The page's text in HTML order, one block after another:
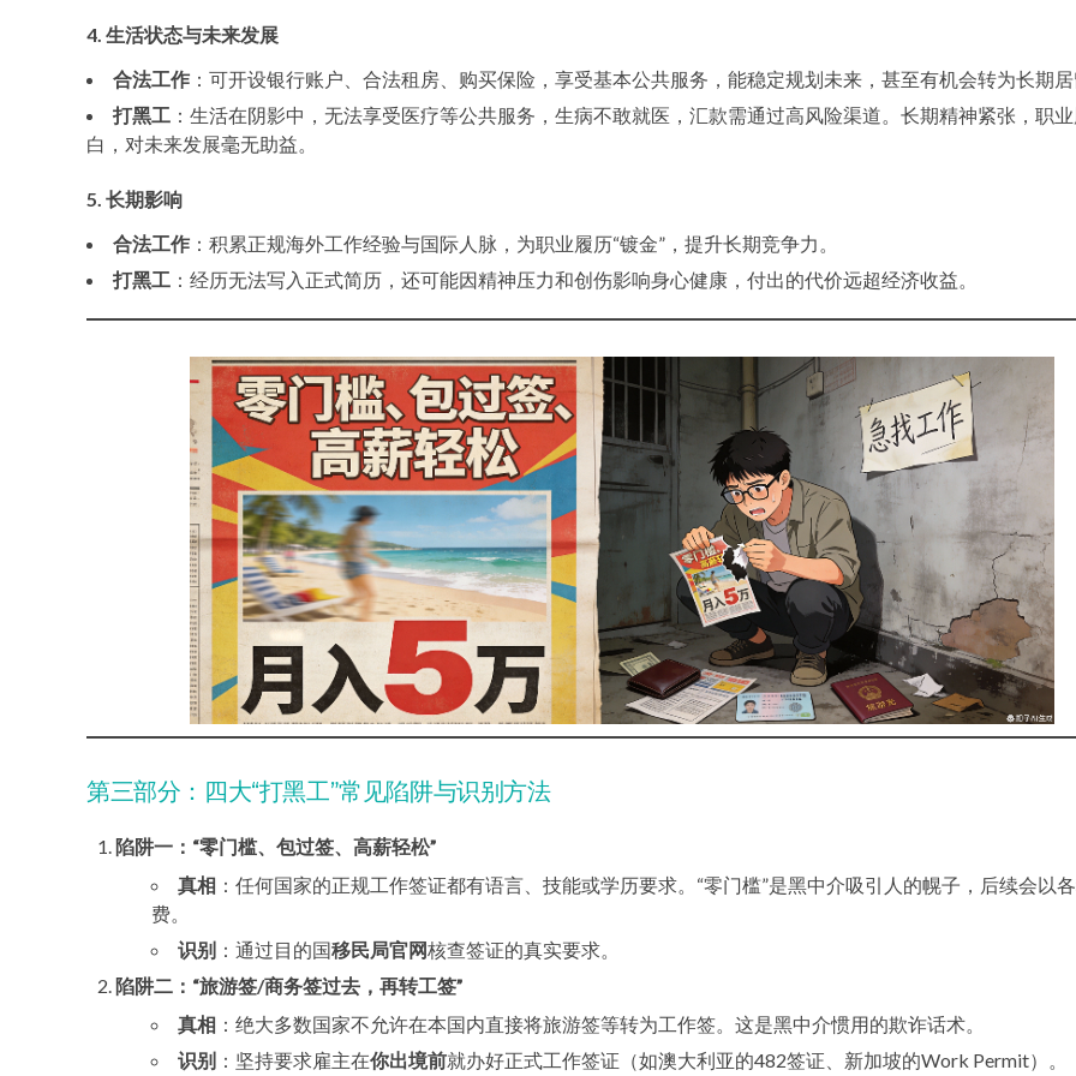
4. 生活状态与未来发展
合法工作 ：可开设银行账户、合法租房、购买保险，享受基本公共服务，能稳定规划未来，甚至有机会转为长期居
打黑工 ：生活在阴影中，无法享受医疗等公共服务，生病不敢就医，汇款需通过高风险渠道。长期精神紧张，职
白，对未来发展毫无助益。
5. 长期影响
合法工作 ：积累正规海外工作经验与国际人脉，为职业履历“镀金”，提升长期竞争力。
打黑工 ：经历无法写入正式简历，还可能因精神压力和创伤影响身心健康，付出的代价远超经济收益。
第三部分：四大“打黑工”常见陷阱与识别方法
陷阱一：“零门槛、包过签、高薪轻松”
真相 ：任何国家的正规工作签证都有语言、技能或学历要求。“零门槛”是黑中介吸引人的幌子，后续会以
费。
识别 ：通过目的国移民局官网核查签证的真实要求。
陷阱二：“旅游签/商务签过去，再转工签”
真相 ：绝大多数国家不允许在本国内直接将旅游签等转为工作签。这是黑中介惯用的欺诈话术。
识别 ：坚持要求雇主在你出境前就办好正式工作签证（如澳大利亚的482签证、新加坡的Work Permit）。